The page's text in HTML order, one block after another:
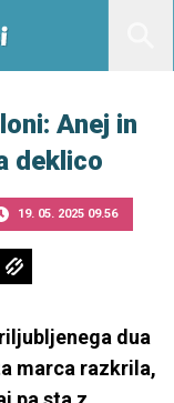
Anej in
deklico
19. 05. 2025 09.56
dua
marca razkrila,